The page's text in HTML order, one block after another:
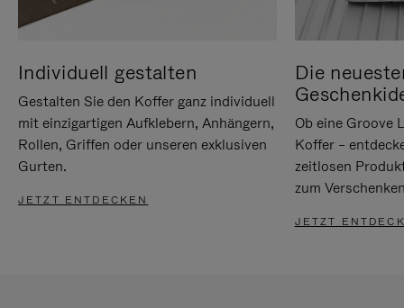
Individuell gestalten
Gestalten Sie den Koffer ganz individuell
mit einzigartigen Aufklebern, Anhängern,
Rollen, Griffen oder unseren exklusiven
Gurten.
JETZT ENTDECKEN
Die
Ob eine Groove
Koffer –
zeitlosen
zum
JETZT